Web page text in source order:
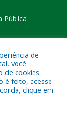
Pública
de Eldorado
de
você
de cookies.
é feito, acesse
clique em